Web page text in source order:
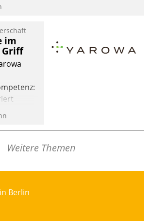
im
Griff
Weitere Themen
Berlin